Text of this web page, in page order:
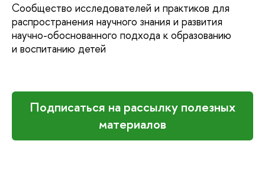
Сообщество исследователей и практиков для
распространения научного знания и развития
научно-обоснованного подхода к образованию
и воспитанию детей
Подписаться на рассылку полезных
материалов